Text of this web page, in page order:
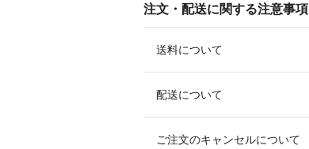
注文・配送に関する注意事項
送料について
配送について
ご注文のキャンセルについて